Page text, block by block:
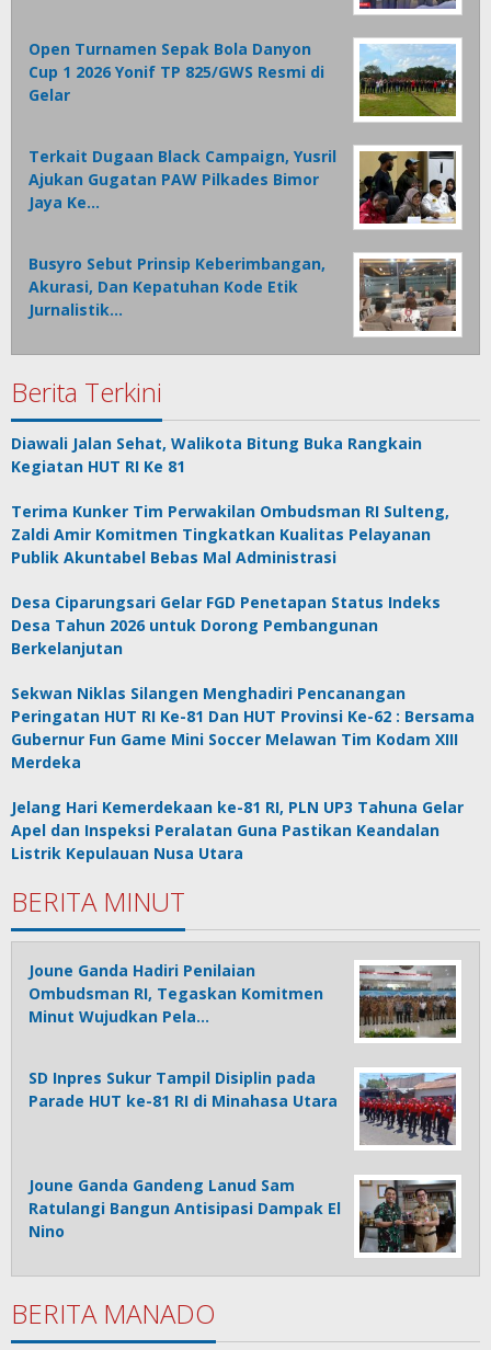
Open Turnamen Sepak Bola Danyon
Cup 1 2026 Yonif TP 825/GWS Resmi di
Gelar
Terkait Dugaan Black Campaign, Yusril
Ajukan Gugatan PAW Pilkades Bimor
Jaya Ke…
Busyro Sebut Prinsip Keberimbangan,
Akurasi, Dan Kepatuhan Kode Etik
Jurnalistik…
Berita Terkini
Diawali Jalan Sehat, Walikota Bitung Buka Rangkain
Kegiatan HUT RI Ke 81
Terima Kunker Tim Perwakilan Ombudsman RI Sulteng,
Zaldi Amir Komitmen Tingkatkan Kualitas Pelayanan
Publik Akuntabel Bebas Mal Administrasi
Desa Ciparungsari Gelar FGD Penetapan Status Indeks
Desa Tahun 2026 untuk Dorong Pembangunan
Berkelanjutan
Sekwan Niklas Silangen Menghadiri Pencanangan
Peringatan HUT RI Ke-81 Dan HUT Provinsi Ke-62 : Bersama
Gubernur Fun Game Mini Soccer Melawan Tim Kodam XIII
Merdeka
Jelang Hari Kemerdekaan ke-81 RI, PLN UP3 Tahuna Gelar
Apel dan Inspeksi Peralatan Guna Pastikan Keandalan
Listrik Kepulauan Nusa Utara
BERITA MINUT
Joune Ganda Hadiri Penilaian
Ombudsman RI, Tegaskan Komitmen
Minut Wujudkan Pela…
SD Inpres Sukur Tampil Disiplin pada
Parade HUT ke-81 RI di Minahasa Utara
Joune Ganda Gandeng Lanud Sam
Ratulangi Bangun Antisipasi Dampak El
Nino
BERITA MANADO